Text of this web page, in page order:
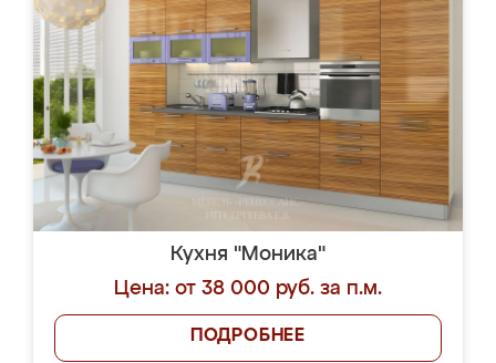
Кухня "Моника"
Цена: от 38 000 руб. за п.м.
ПОДРОБНЕЕ